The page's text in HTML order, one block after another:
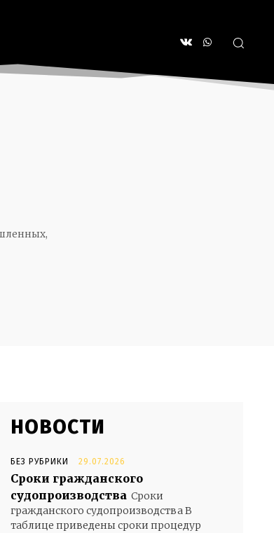
НОВОСТИ
БЕЗ РУБРИКИ 29.07.2026
Сроки гражданского
судопроизводства Сроки
гражданского судопроизводства В
таблице приведены сроки процедур